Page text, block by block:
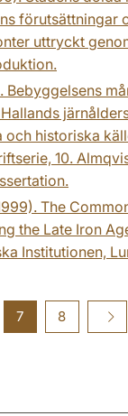
förutsättningar
uttryckt
Bebyggelsens
och historiska
10.
The
the Late Iron
Institutionen,
7 8